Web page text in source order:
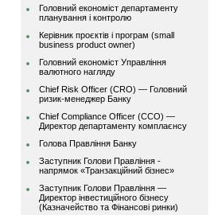
Головний економіст департаменту
планування і контролю
Керівник проєктів і програм (small
business product owner)
Головний економіст Управління
валютного нагляду
Chief Risk Officer (CRO) — Головний
ризик-менеджер Банку
Chief Compliance Officer (CCO) —
Директор департаменту комплаєнсу
Голова Правління Банку
Заступник Голови Правління -
напрямок «Транзакційний бізнес»
Заступник Голови Правління —
Директор інвестиційного бізнесу
(Казначейство та Фінансові ринки)